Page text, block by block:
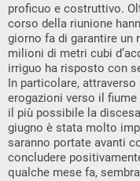
proficuo e costruttivo.
corso della riunione
giorno fa di garantire un
milioni di metri cubi
irriguo ha risposto con
In particolare,
erogazioni verso il fiume
il più possibile la
giugno è stata molto
saranno portate avanti
concludere
qualche mese fa,